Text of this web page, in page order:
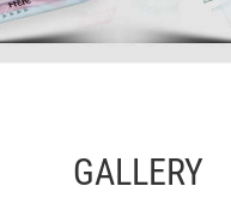
GALLERY